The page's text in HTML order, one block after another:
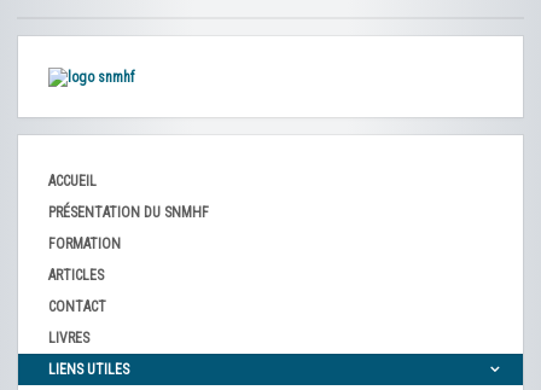
ACCUEIL
PRÉSENTATION DU SNMHF
FORMATION
ARTICLES
CONTACT
LIVRES
LIENS UTILES